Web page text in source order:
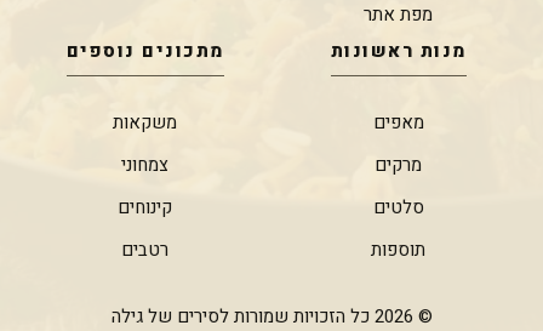
מפת אתר
מנות ראשונות
מאפים
מרקים
סלטים
תוספות
מתכונים נוספים
משקאות
צמחוני
קינוחים
רטבים
© 2026 כל הזכויות שמורות לסירים של גילה